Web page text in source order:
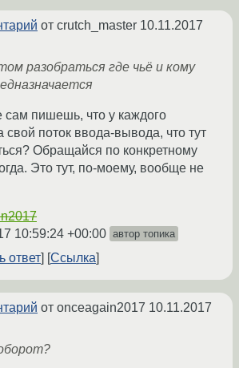
от crutch_master 10.11.2017
разобраться где чьё и кому
сам пишешь, что у каждого
свой поток ввода-вывода, что тут
Обращайся по конкретному
Это тут, по-моему, вообще не
10:59:24 +00:00 автор топика
ответ Ссылка
от onceagain2017 10.11.2017